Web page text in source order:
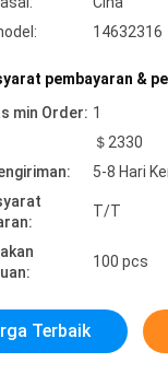
14632316
pembayaran &
min Order: 1
＄2330
5-8 Hari
T/T
100 pcs
Terbaik